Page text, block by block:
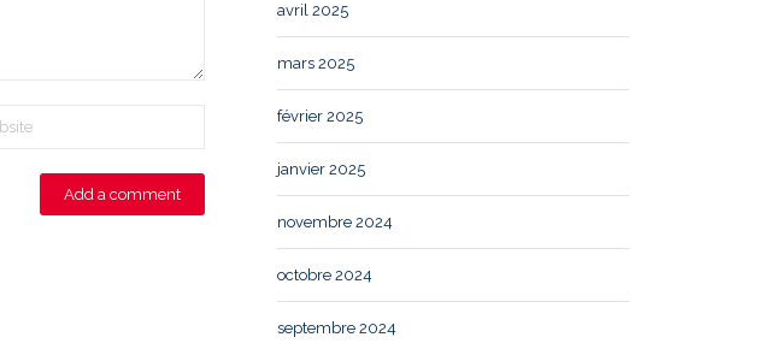
avril 2025
mars 2025
février 2025
janvier 2025
novembre 2024
octobre 2024
septembre 2024